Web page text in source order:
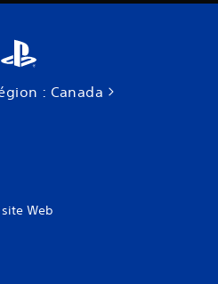
: Canada
Web